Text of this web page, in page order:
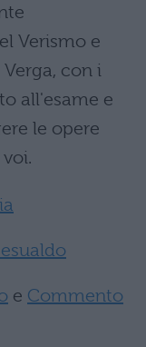
Verismo e
con i
all'esame e
le opere
e Commento